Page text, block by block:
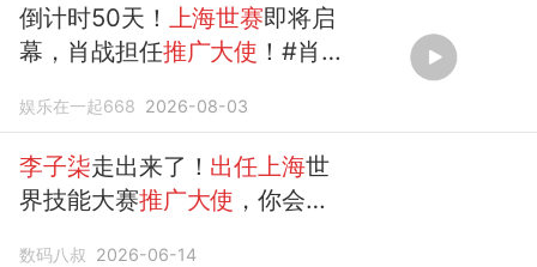
倒计时50天！ 上海世赛即将启
幕，肖战担任推广大使 ！#肖
娱乐在一起668 2026-08-03
李子柒走出来了！ 出任上海世
界技能大赛推广大使 ，你会支
数码八叔 2026-06-14